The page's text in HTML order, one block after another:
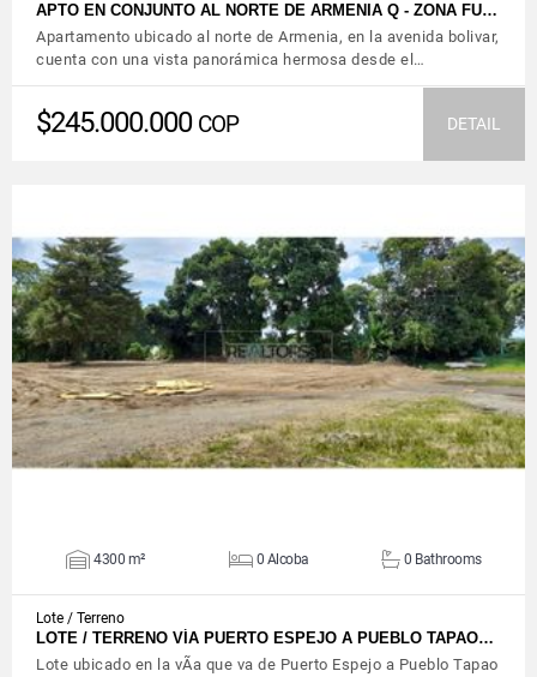
APTO EN CONJUNTO AL NORTE DE ARMENIA Q - ZONA FU…
Apartamento ubicado al norte de Armenia, en la avenida bolivar,
cuenta con una vista panorámica hermosa desde el…
$245.000.000 COP DETAIL
VIEW DETAILS
4300 m² 0 Alcoba 0 Bathrooms
Lote / Terreno
LOTE / TERRENO VÍA PUERTO ESPEJO A PUEBLO TAPAO…
Lote ubicado en la vÃ­a que va de Puerto Espejo a Pueblo Tapao